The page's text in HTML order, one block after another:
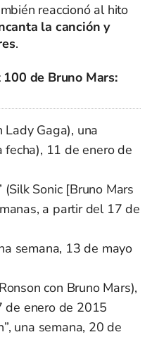
reaccionó al hito
la canción y
.
100 de Bruno Mars:
Lady Gaga), una
fecha), 11 de enero de
(Silk Sonic [Bruno Mars
a partir del 17 de
semana, 13 de mayo
con Bruno Mars),
de enero de 2015
una semana, 20 de